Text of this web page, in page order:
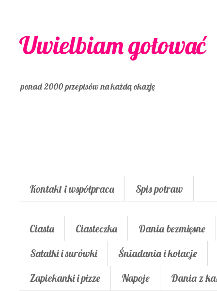
Uwielbiam gotować
ponad 2000 przepisów na każdą okazję
Kontakt i współpraca Spis potraw
Ciasta Ciasteczka
Dania bezmięsne
Sałatki i surówki
Śniadania i kolacje
Zapiekanki i pizze
Napoje Dania z